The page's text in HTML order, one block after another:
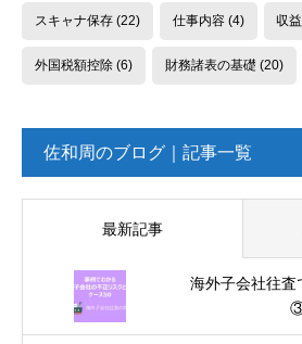
スキャナ保存(22) 仕事内容(4) 収
外国税額控除(6) 財務諸表の基礎 (20)
佐和周のブログ｜記事一覧
最新記事
海外子会社往
③